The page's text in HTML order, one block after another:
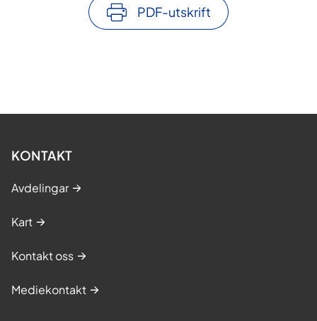
PDF-utskrift
KONTAKT
Avdelingar
Kart
Kontakt oss
Mediekontakt